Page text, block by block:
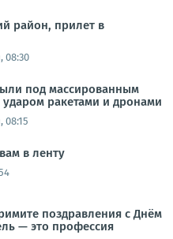
район, прилет в
08:30
под массированным
ракетами и дронами
08:15
в ленту
поздравления с Днём
— это профессия